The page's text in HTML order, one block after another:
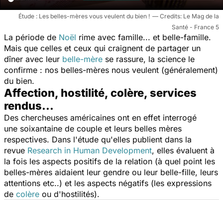
Étude : Les belles-mères vous veulent du bien !
Le Mag de la
Santé - France 5
La période de Noël rime avec famille... et belle-famille.
Mais que celles et ceux qui craignent de partager un
dîner avec leur belle-mère se rassure, la science le
confirme : nos belles-mères nous veulent (généralement)
du bien.
Affection, hostilité, colère, services
rendus...
Des chercheuses américaines ont en effet interrogé
une soixantaine de couple et leurs belles mères
respectives. Dans l'étude qu'elles publient dans la
revue Research in Human Development, elles évaluent à
la fois les aspects positifs de la relation (à quel point les
belles-mères aidaient leur gendre ou leur belle-fille, leurs
attentions etc..) et les aspects négatifs (les expressions
de colère ou d'hostilités).